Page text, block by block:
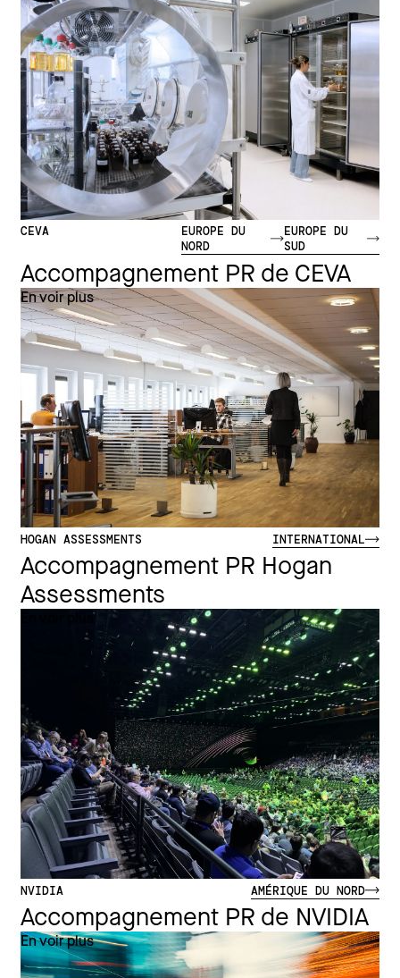
CEVA
EUROPE DU
NORD
EUROPE DU
SUD
Accompagnement PR de CEVA
En voir plus
HOGAN ASSESSMENTS INTERNATIONAL
Accompagnement PR Hogan
Assessments
En voir plus
NVIDIA AMÉRIQUE DU NORD
Accompagnement PR de NVIDIA
En voir plus